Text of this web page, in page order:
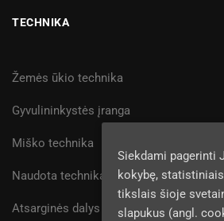
TECHNIKA
Žemės ūkio technika
Gyvulininkystės įranga
Miško technika
Naudota technika
Atsarginės dalys
Siekdami pagerinti
kokybę,
tikslais šioje
slapukus (angl.